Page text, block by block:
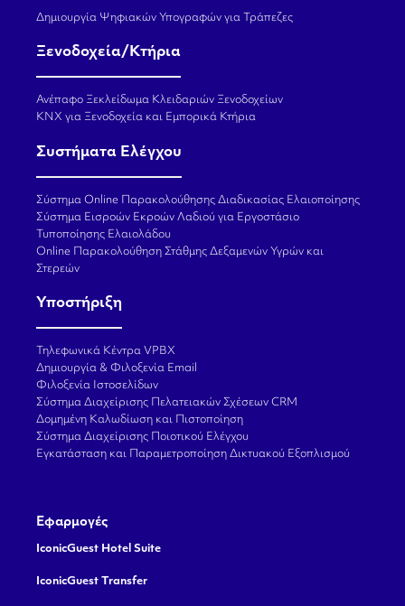
Δημιουργία Ψηφιακών Υπογραφών για Τράπεζες
Ξενοδοχεία/Κτήρια
Ανέπαφο Ξεκλείδωμα Κλειδαριών Ξενοδοχείων
KNX για Ξενοδοχεία και Εμπορικά Κτήρια
Συστήματα Ελέγχου
Σύστημα Online Παρακολούθησης Διαδικασίας Ελαιοποίησης
Σύστημα Εισροών Εκροών Λαδιού για Εργοστάσιο
Τυποποίησης Ελαιολάδου
Online Παρακολούθηση Στάθμης Δεξαμενών Υγρών και
Στερεών
Υποστήριξη
Τηλεφωνικά Κέντρα VPBX
Δημιουργία & Φιλοξενία Email
Φιλοξενία Ιστοσελίδων
Σύστημα Διαχείρισης Πελατειακών Σχέσεων CRM
Δομημένη Καλωδίωση και Πιστοποίηση
Σύστημα Διαχείρισης Ποιοτικού Ελέγχου
Εγκατάσταση και Παραμετροποίηση Δικτυακού Εξοπλισμού
Εφαρμογές
IconicGuest Hotel Suite
IconicGuest Transfer